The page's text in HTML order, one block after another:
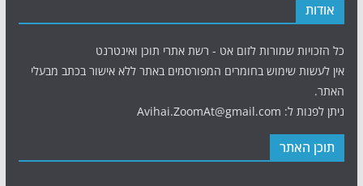
אודות
כל הזכויות שמורות לזום אט - רשת אתרי תוכן ואינטרנט
אין לעשות שימוש בחומרים המפורסמים באתר ללא אישור בכתב מבעלי
האתר.
ניתן לפנות ל: Avihai.ZoomAt@gmail.com
תוכן האתר